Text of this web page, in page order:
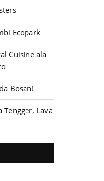
Ecopark
Cuisine ala
Bosan!
Tengger, Lava